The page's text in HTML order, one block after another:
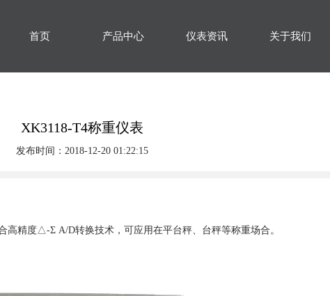
首页 产品中心 仪表资讯 关于我们
XK3118-T4称重仪表
发布时间：2018-12-20 01:22:15
高精度△-Σ A/D转换技术，可应用在平台秤、台秤等称重场合。